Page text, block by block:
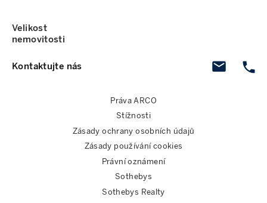
Kontaktujte nás
Velikost
nemovitosti
Práva ARCO
Stížnosti
Zásady ochrany osobních údajů
Zásady používání cookies
Právní oznámení
Sothebys
Sothebys Realty